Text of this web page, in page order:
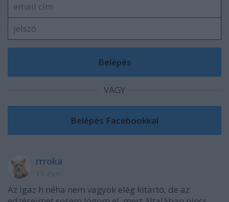
VAGY
rrroka
Az igaz h néha nem vagyok elég kitartó, de az